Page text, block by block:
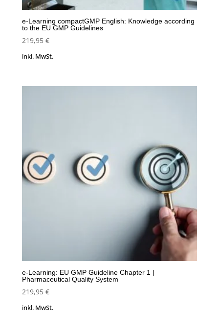
e-Learning compactGMP English: Knowledge according
to the EU GMP Guidelines
219,95 €
inkl. MwSt.
e-Learning: EU GMP Guideline Chapter 1 |
Pharmaceutical Quality System
219,95 €
inkl. MwSt.